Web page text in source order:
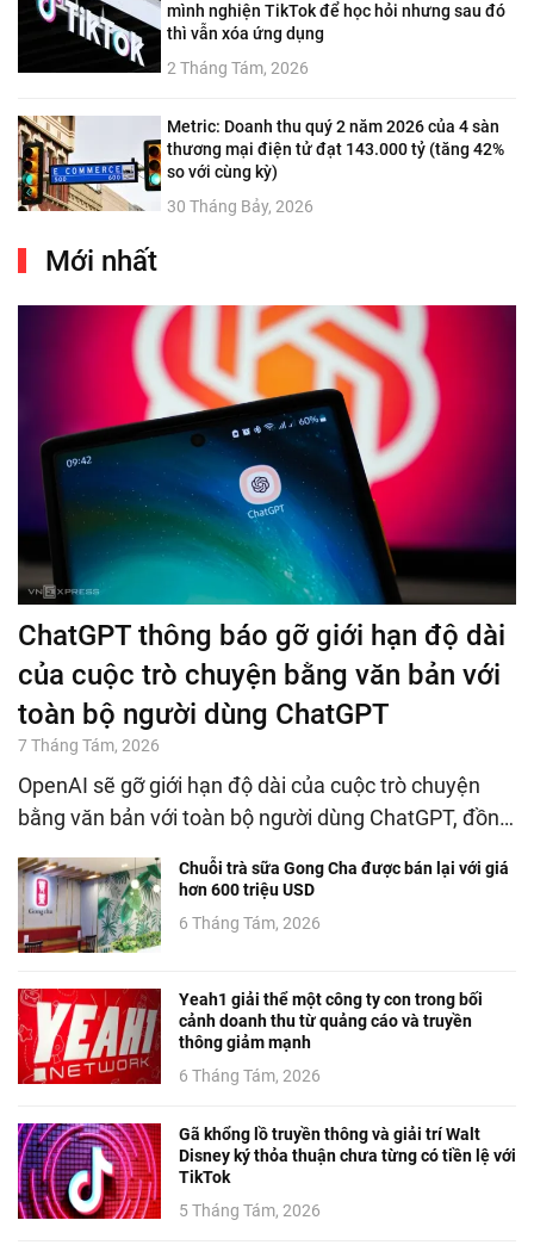
mình nghiện TikTok để học hỏi nhưng sau đó
thì vẫn xóa ứng dụng
2 Tháng Tám, 2026
Metric: Doanh thu quý 2 năm 2026 của 4 sàn
thương mại điện tử đạt 143.000 tỷ (tăng 42%
so với cùng kỳ)
30 Tháng Bảy, 2026
Mới nhất
ChatGPT thông báo gỡ giới hạn độ dài
của cuộc trò chuyện bằng văn bản với
toàn bộ người dùng ChatGPT
7 Tháng Tám, 2026
OpenAI sẽ gỡ giới hạn độ dài của cuộc trò chuyện
bằng văn bản với toàn bộ người dùng ChatGPT, đồn…
Chuỗi trà sữa Gong Cha được bán lại với giá
hơn 600 triệu USD
6 Tháng Tám, 2026
Yeah1 giải thể một công ty con trong bối
cảnh doanh thu từ quảng cáo và truyền
thông giảm mạnh
6 Tháng Tám, 2026
Gã khổng lồ truyền thông và giải trí Walt
Disney ký thỏa thuận chưa từng có tiền lệ với
TikTok
5 Tháng Tám, 2026